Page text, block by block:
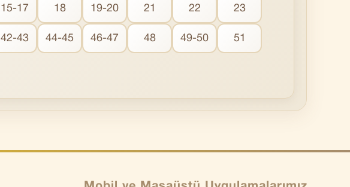
15-17 18 19-20 21 22 23
42-43 44-45 46-47 48 49-50 51